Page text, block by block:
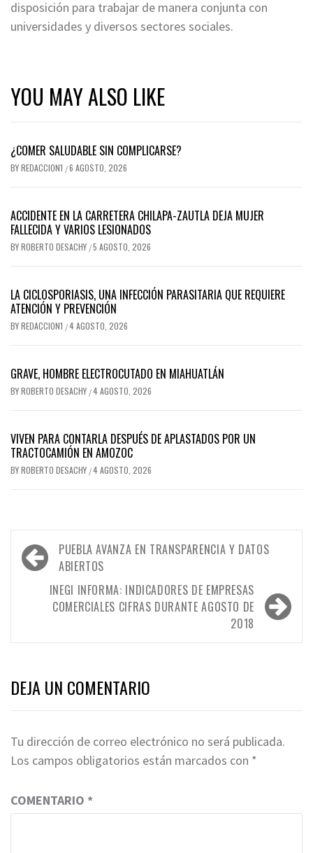
disposición para trabajar de manera conjunta con
universidades y diversos sectores sociales.
YOU MAY ALSO LIKE
¿COMER SALUDABLE SIN COMPLICARSE?
BYREDACCION1 /6 AGOSTO, 2026
ACCIDENTE EN LA CARRETERA CHILAPA-ZAUTLA DEJA MUJER
FALLECIDA Y VARIOS LESIONADOS
BYROBERTO DESACHY /5 AGOSTO, 2026
LA CICLOSPORIASIS, UNA INFECCIÓN PARASITARIA QUE REQUIERE
ATENCIÓN Y PREVENCIÓN
BYREDACCION1 /4 AGOSTO, 2026
GRAVE, HOMBRE ELECTROCUTADO EN MIAHUATLÁN
BYROBERTO DESACHY /4 AGOSTO, 2026
VIVEN PARA CONTARLA DESPUÉS DE APLASTADOS POR UN
TRACTOCAMIÓN EN AMOZOC
BYROBERTO DESACHY /4 AGOSTO, 2026
Navegación
de
entradas
PUEBLA AVANZA EN TRANSPARENCIA Y DATOS
ABIERTOS
INEGI INFORMA: INDICADORES DE EMPRESAS
COMERCIALES CIFRAS DURANTE AGOSTO DE
2018
DEJA UN COMENTARIO
Tu dirección de correo electrónico no será publicada.
Los campos obligatorios están marcados con *
COMENTARIO *